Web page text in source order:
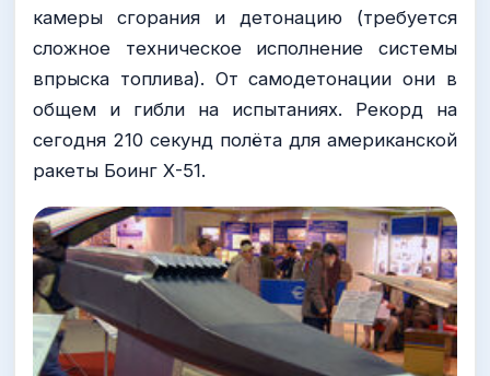
камеры сгорания и детонацию (требуется
сложное техническое исполнение системы
впрыска топлива). От самодетонации они в
общем и гибли на испытаниях. Рекорд на
сегодня 210 секунд полёта для американской
ракеты Боинг Х-51.